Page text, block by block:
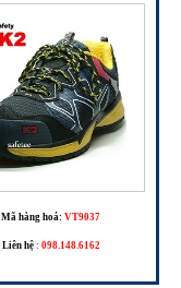
Mã hàng hoá: VT9037
Liên hệ : 098.148.6162